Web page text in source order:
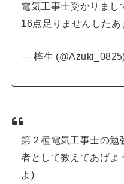
電気工事士受かりまし
16点足りませんしたあ
— 梓生
第２種電気工事士の勉
者として教えてあげよ
よ)